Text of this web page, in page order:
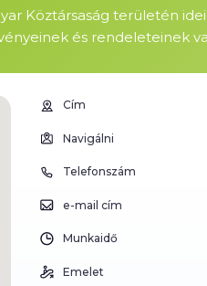
Köztársaság területén
és rendeleteinek
Cím
Navigálni
Telefonszám
e-mail cím
Munkaidő
Emelet